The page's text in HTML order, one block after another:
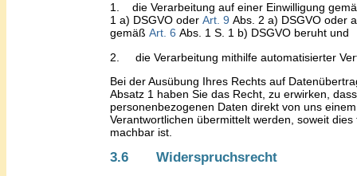
1. die Verarbeitung auf einer Einwilligung
1 a) DSGVO oder Art. 9 Abs. 2 a) DSGVO oder
gemäß Art. 6 Abs. 1 S. 1 b) DSGVO beruht und
2. die Verarbeitung mithilfe automatisierter
Bei der Ausübung Ihres Rechts auf
Absatz 1 haben Sie das Recht, zu erwirken,
personenbezogenen Daten direkt von uns
Verantwortlichen übermittelt werden, soweit dies
machbar ist.
3.6 Widerspruchsrecht